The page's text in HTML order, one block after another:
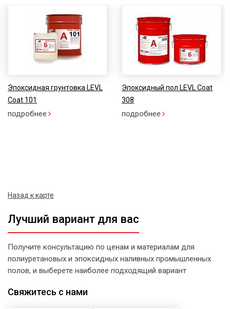
Эпоксидная грунтовка LEVL
Coat 101
подробнее
Эпоксидный пол LEVL Coat
308
подробнее
Назад к карте
Лучший вариант для вас
Получите консультацию по ценам и материалам для
полиуретановых и эпоксидных наливных промышленных
полов, и выберете наиболее подходящий вариант
Свяжитесь с нами